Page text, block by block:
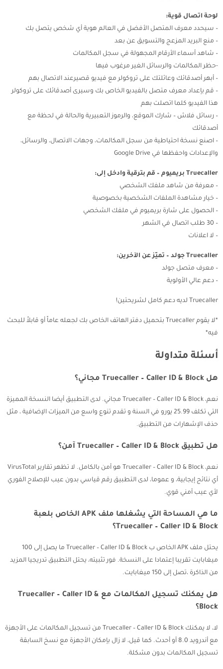
لوحة اتصال قوية:
– سيحدد معرف المتصل الأفضل في العالم هوية أي شخص يتصل بك
– منع البريد المزعج والتسويق عن بعد
– شاهد أسماء الأرقام المجهولة في سجل المكالمات
-حظر المكالمات والرسائل الغير مرغوب فيها
– أبهر أصدقائك وعائلتك على تروكولر مع فيديو قصيرعند الاتصال بهم
– قم بإعداد معرف متصل بالفيديو الخاص بك وسيرى أصدقائك على تروكولر
هذا الفيديو كلما اتصلت بهم
– رسائل فلاش – شارك الموقع، والرموز التعبيرية والحالة في لحظة مع
أصدقائك
– اصنع نسخة احتياطية من سجل المكالمات، وجهات الاتصال، والرسائل،
والإعدادات واحفظها في Google Drive
Truecaller بريميوم – قم بترقية وادخل إلى:
– معرفة من شاهد ملفك الشخصي
– خيار مشاهدة الملفات الشخصية بخصوصية
– الحصول على شارة بريميوم في ملفك الشخصي
– 30 طلب اتصال في الشهر
– لا اعلانات
Truecaller جولد – تميّز عن الآخرين:
– معرف متصل جولد
– دعم عالي الأولوية
Truecaller لديه دعم كامل لشريحتين!
*لا يقوم Truecaller بتحميل دفتر الهاتف الخاص بك لجعله عاماً أو قابلاً للبحث
فيه*
أسئلة متداولة
هل Truecaller – Caller ID & Block مجاني؟
نعم، Truecaller – Caller ID & Block مجاني. لدى التطبيق أيضا النسخة المميزة
التي تكلف 25.99 يورو في السنة و تقدم تنوع واسع من الميزات الإضافية ، مثل
حذف الإشهارات من التطبيق.
هل تطبيق Truecaller – Caller ID & Block آمن؟
نعم، Truecaller – Caller ID & Block هو أمن بالكامل. لا تظهر تقارير VirusTotal
أي نتائج إيجابية، و عموما، لدى التطبيق رقم قياسي بدون عيب للإصلاح الفوري
لأي عيب أمني قوي.
ما هي المساحة التي يشغلها ملف APK الخاص بلعبة
Truecaller – Caller ID & Block؟
يحتل ملف APK الخاص ب Truecaller – Caller ID & Block ما يصل إلى 100
ميغابايت تقريبا إعتمادا على النسخة. فور تثبيته، يحتل التطبيق تدريجيا المزيد
من الذاكرة ،تصل إلى 150 ميغابايت.
هل يمكنك تسجيل المكالمات مع Truecaller – Caller ID &
Block؟
لا، لا يمكنك Truecaller – Caller ID & Block من تسجيل المكالمات على الأجهزة
مع أندرويد 8.0 أو أحدث. كما قيل، لا زال بإمكان الأجهزة مع نسخ السابقة
تسجيل المكالمات بدون مشكلة.